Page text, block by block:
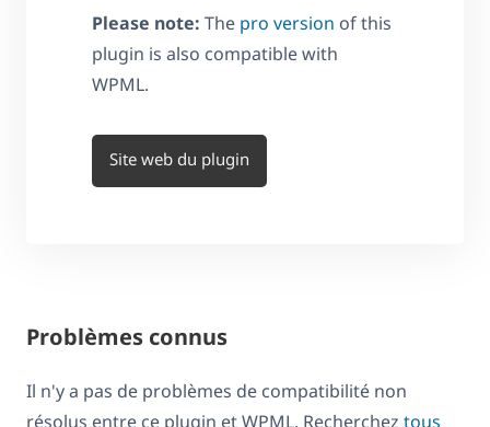
Please note: The pro version of this
plugin is also compatible with
WPML.
Site web du plugin
Problèmes connus
Il n'y a pas de problèmes de compatibilité non
résolus entre ce plugin et WPML. Recherchez tous